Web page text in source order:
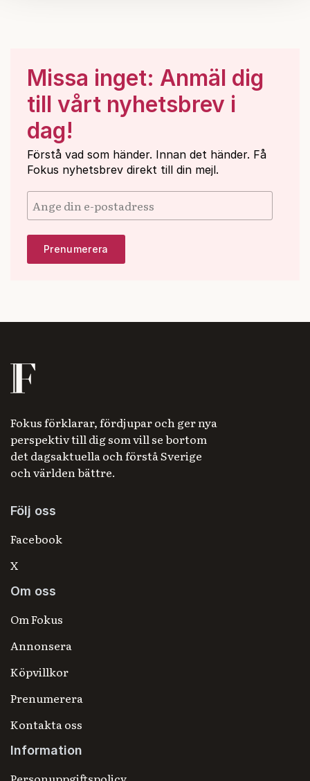
Missa inget: Anmäl dig
till vårt nyhetsbrev i
dag!
Förstå vad som händer. Innan det händer. Få
Fokus nyhetsbrev direkt till din mejl.
Fokus förklarar, fördjupar och ger nya
perspektiv till dig som vill se bortom
det dagsaktuella och förstå Sverige
och världen bättre.
Följ oss
Facebook
X
Om oss
Om Fokus
Annonsera
Köpvillkor
Prenumerera
Kontakta oss
Information